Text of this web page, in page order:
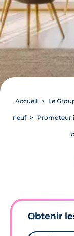
Accueil Le
neuf Promoteur
Obtenir